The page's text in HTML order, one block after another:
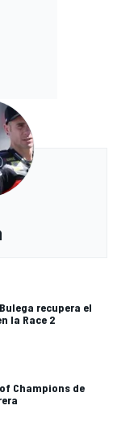
recupera el
la Race 2
Champions de